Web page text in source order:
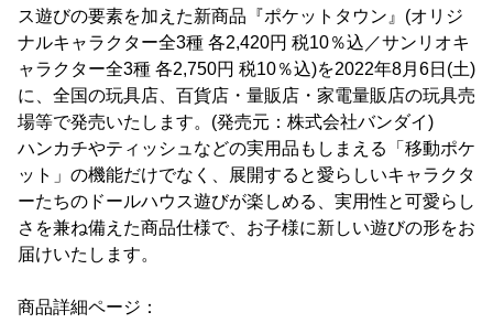
ス遊びの要素を加えた新商品『ポケットタウン』(オリジ
ナルキャラクター全3種 各2,420円 税10％込／サンリオキ
ャラクター全3種 各2,750円 税10％込)を2022年8月6日(土)
に、全国の玩具店、百貨店・量販店・家電量販店の玩具売
場等で発売いたします。(発売元：株式会社バンダイ)
ハンカチやティッシュなどの実用品もしまえる「移動ポケ
ット」の機能だけでなく、展開すると愛らしいキャラクタ
ーたちのドールハウス遊びが楽しめる、実用性と可愛らし
さを兼ね備えた商品仕様で、お子様に新しい遊びの形をお
届けいたします。
商品詳細ページ：